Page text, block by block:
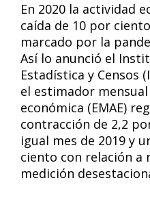
En 2020 la actividad
caída de 10 por
marcado por la
Así lo anunció el
Estadística y Censos
el estimador
económica (EMAE)
contracción de 2,2
igual mes de 2019 y
ciento con relación a
medición